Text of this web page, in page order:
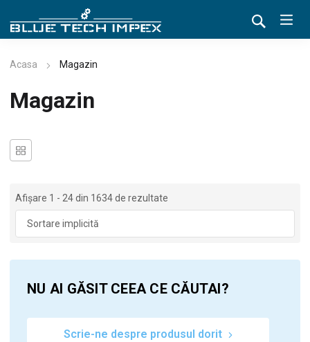
Acasa Magazin
Magazin
Afișare 1 - 24 din 1634 de rezultate
NU AI GĂSIT CEEA CE CĂUTAI?
Scrie-ne despre produsul dorit